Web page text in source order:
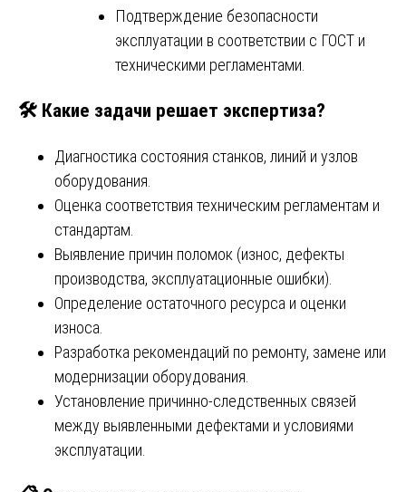
Подтверждение безопасности
эксплуатации в соответствии с ГОСТ и
техническими регламентами.
🛠️ Какие задачи решает экспертиза?
Диагностика состояния станков, линий и узлов
оборудования.
Оценка соответствия техническим регламентам и
стандартам.
Выявление причин поломок (износ, дефекты
производства, эксплуатационные ошибки).
Определение остаточного ресурса и оценки
износа.
Разработка рекомендаций по ремонту, замене или
модернизации оборудования.
Установление причинно-следственных связей
между выявленными дефектами и условиями
эксплуатации.